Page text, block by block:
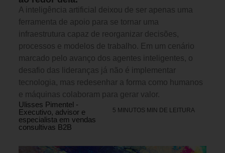
A inteligência artificial deixou de ser apenas uma
ferramenta de apoio para se tornar uma
infraestrutura capaz de reorganizar decisões,
processos e modelos de trabalho. Em um cenário
marcado pelo avanço dos agentes inteligentes, o
desafio das lideranças já não é implementar
tecnologia, mas redesenhar a forma como humanos
e máquinas colaboram para gerar valor.
Ulisses Pimentel -
Executivo, advisor e
especialista em vendas
consultivas B2B
5 MINUTOS MIN DE LEITURA